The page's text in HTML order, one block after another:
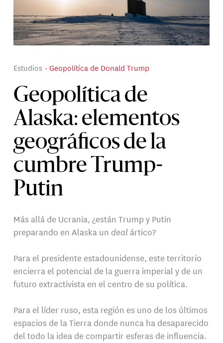
Geopolítica de
Alaska: elementos
geográficos de la
cumbre Trump-
Putin
Estudios Geopolítica de Donald Trump
Más allá de Ucrania, ¿están Trump y Putin
preparando en Alaska undealártico?
Para el presidente estadounidense, este territorio
encierra el potencial de la guerra imperial y de un
futuro extractivista en el centro de su política.
Para el líder ruso, esta región es uno de los últimos
espacios de la Tierra donde nunca ha desaparecido
del todo la idea de compartir esferas de influencia.